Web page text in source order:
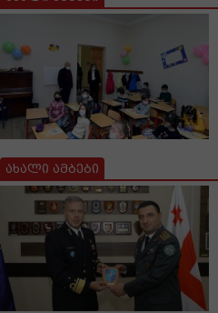
ახალი ამბები